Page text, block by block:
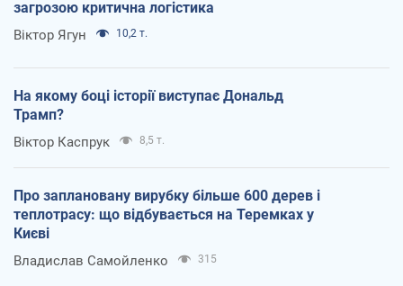
загрозою критична логістика
Віктор Ягун 10,2 т.
На якому боці історії виступає Дональд
Трамп?
Віктор Каспрук 8,5 т.
Про заплановану вирубку більше 600 дерев і
теплотрасу: що відбувається на Теремках у
Києві
Владислав Самойленко 315